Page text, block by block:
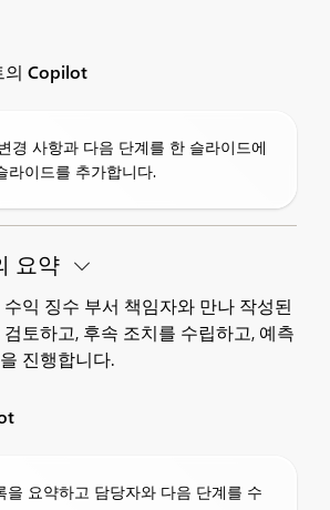
의 Copilot
경 사항과 다음 단계를 한 슬라이드에
라이드를 추가합니다.
요약
익 징수 부서 책임자와 만나 작성된
토하고, 후속 조치를 수립하고, 예측
진행합니다.
을 요약하고 담당자와 다음 단계를 수